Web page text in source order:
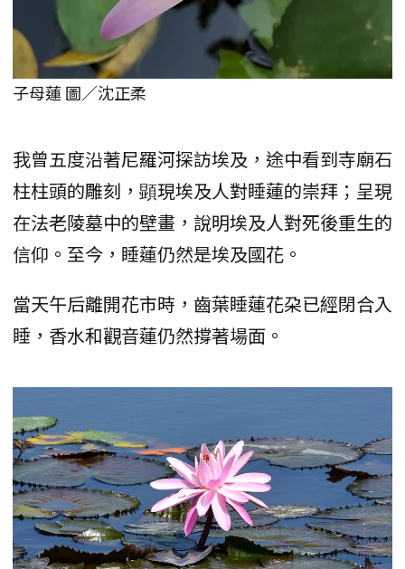
子母蓮 圖／沈正柔
我曾五度沿著尼羅河探訪埃及，途中看到寺廟石
柱柱頭的雕刻，顕現埃及人對睡蓮的崇拜；呈現
在法老陵墓中的壁畫，說明埃及人對死後重生的
信仰。至今，睡蓮仍然是埃及國花。
當天午后離開花市時，齒葉睡蓮花朶已經閉合入
睡，香水和觀音蓮仍然撐著場面。